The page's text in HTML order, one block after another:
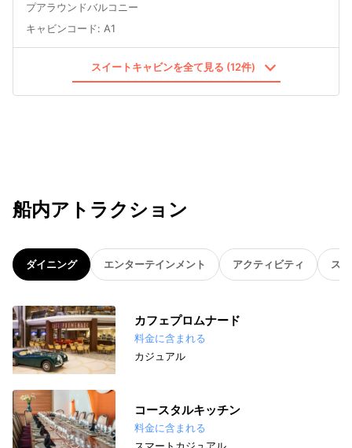
プアラウンドバルコニー
キャビンコード: A1
スイートキャビンを全て見る (12件)
船内アトラクション
ダイニング エンターテインメント アクティビティ ス
カフェプロムナード
料金に含まれる
カジュアル
コースタルキッチン
料金に含まれる